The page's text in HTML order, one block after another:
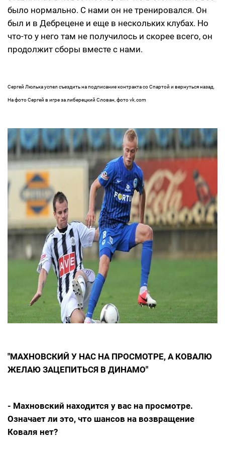
было нормально. С нами он не тренировался. Он
был и в Дебрецене и еще в нескольких клубах. Но
что-то у него там не получилось и скорее всего, он
продолжит сборы вместе с нами.
Сергей Люлька успел съездить на подписание контракта со Спартой и вернуться назад.
На фото Сергей в игре за либерецкий Слован, фото vk.com
"МАХНОВСКИЙ У НАС НА ПРОСМОТРЕ, А КОВАЛЮ
ЖЕЛАЮ ЗАЦЕПИТЬСЯ В ДИНАМО"
- Махновский находится у вас на просмотре.
Означает ли это, что шансов на возвращение
Коваля нет?